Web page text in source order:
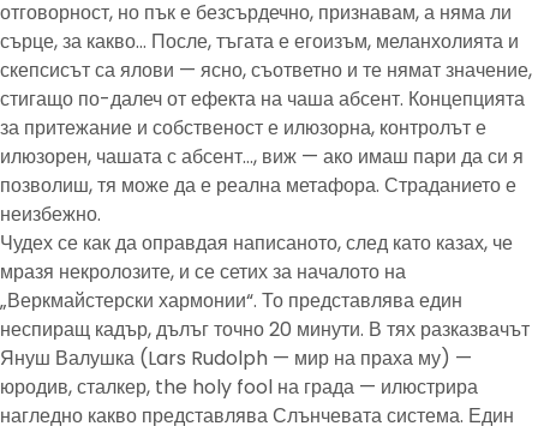
отговорност, но пък е безсърдечно, признавам, а няма ли
сърце, за какво… После, тъгата е егоизъм, меланхолията и
скепсисът са ялови — ясно, съответно и те нямат значение,
стигащо по-далеч от ефекта на чаша абсент. Концепцията
за притежание и собственост е илюзорна, контролът е
илюзорен, чашата с абсент…, виж — ако имаш пари да си я
позволиш, тя може да е реална метафора. Страданието е
неизбежно.
Чудех се как да оправдая написаното, след като казах, че
мразя некролозите, и се сетих за началото на
„Веркмайстерски хармонии“. То представлява един
неспиращ кадър, дълъг точно 20 минути. В тях разказвачът
Януш Валушка (Lars Rudolph — мир на праха му) —
юродив, сталкер, the holy fool на града — илюстрира
нагледно какво представлява Слънчевата система. Един